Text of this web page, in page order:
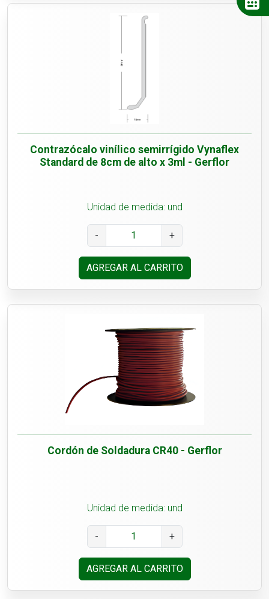
Contrazócalo vinílico semirrígido Vynaflex
Standard de 8cm de alto x 3ml - Gerflor
Unidad de medida: und
- +
AGREGAR AL CARRITO
Cordón de Soldadura CR40 - Gerflor
Unidad de medida: und
- +
AGREGAR AL CARRITO